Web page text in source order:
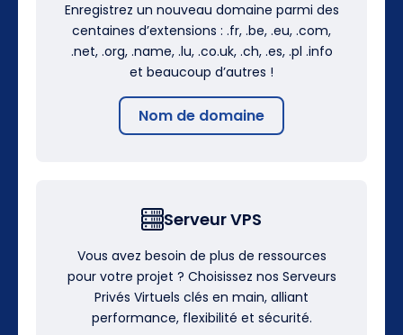
Enregistrez un nouveau domaine parmi des
centaines d’extensions : .fr, .be, .eu, .com,
.net, .org, .name, .lu, .co.uk, .ch, .es, .pl .info
et beaucoup d’autres !
Nom de domaine
Serveur VPS
Vous avez besoin de plus de ressources
pour votre projet ? Choisissez nos Serveurs
Privés Virtuels clés en main, alliant
performance, flexibilité et sécurité.